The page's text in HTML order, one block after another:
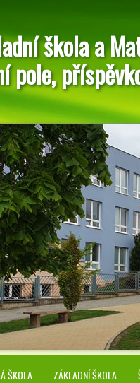
škola a
pole,
ŠKOLA ZÁKLADNÍ ŠKOLA